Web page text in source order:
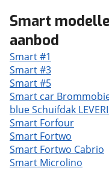
Smart
aanbod
Smart #1
Smart #3
Smart #5
Smart car
blue Schuifdak
Smart Forfour
Smart Fortwo
Smart Fortwo Cabrio
Smart Microlino